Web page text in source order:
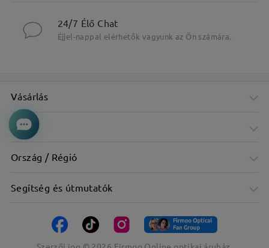
24/7 Élő Chat
Éjjel-nappal elérhetők vagyunk az Ön számára.
Vásárlás
Cég
Ország / Régió
Segítség és útmutatók